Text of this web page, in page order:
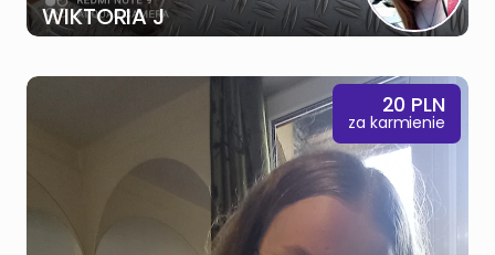
WIKTORIA J
20 PLN
za karmienie